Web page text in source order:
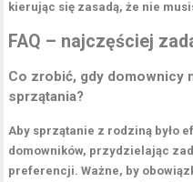
kierując się zasadą, że nie
FAQ – najczęściej
Co zrobić, gdy domownicy
sprzątania?
Aby sprzątanie z rodziną było
domowników, przydzielając
preferencji. Ważne, by